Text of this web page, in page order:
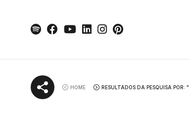
HOME RESULTADOS DA PESQUISA POR: "